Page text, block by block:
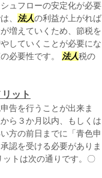
ュフローの安定化が必要
、
法人の利益が上がれば
増えていくため、節税を
していくことが必要にな
必要性です。 法人税の
ット
告を行うことが出来ま
ら３か月以内、もしくは
方の前日までに「青色申
認を受ける必要がありま
トは次の通りです。〇